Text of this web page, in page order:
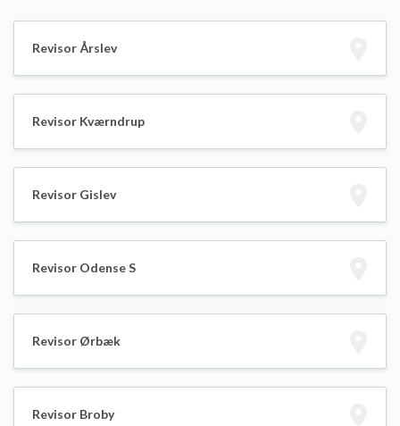
Revisor Årslev
Revisor Kværndrup
Revisor Gislev
Revisor Odense S
Revisor Ørbæk
Revisor Broby